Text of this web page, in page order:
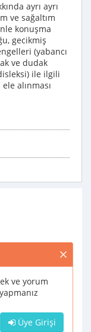
ayrı ayrı
ve sağaltım
konuşma
gecikmiş
(yabancı
ve dudak
ile ilgili
alınması
ve yorum
Üye Girişi